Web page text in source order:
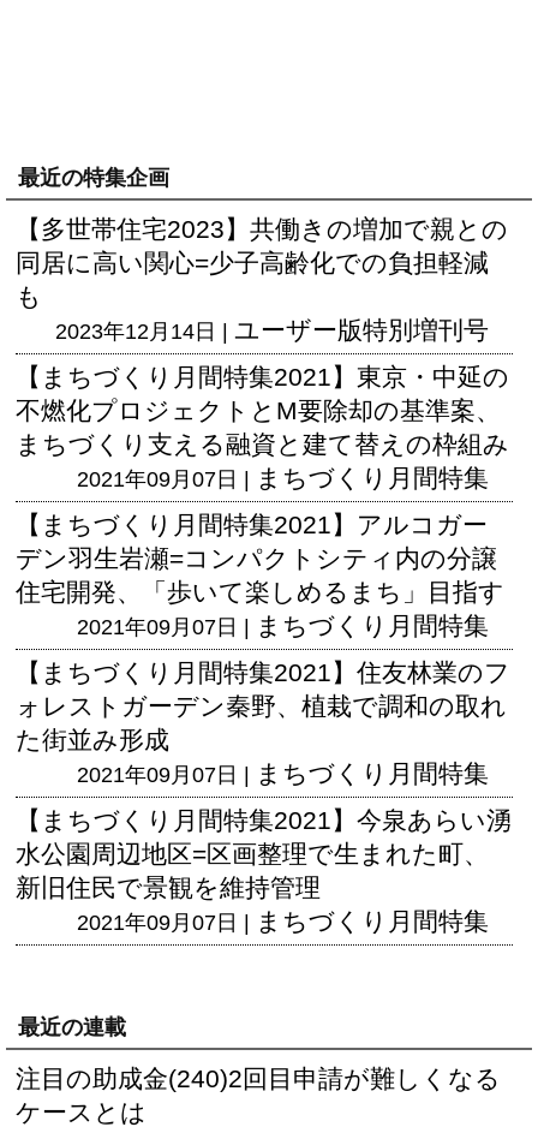
最近の特集企画
【多世帯住宅2023】共働きの増加で親との
同居に高い関心=少子高齢化での負担軽減
も
2023年12月14日 | ユーザー版特別増刊号
【まちづくり月間特集2021】東京・中延の
不燃化プロジェクトとM要除却の基準案、
まちづくり支える融資と建て替えの枠組み
2021年09月07日 | まちづくり月間特集
【まちづくり月間特集2021】アルコガー
デン羽生岩瀬=コンパクトシティ内の分譲
住宅開発、「歩いて楽しめるまち」目指す
2021年09月07日 | まちづくり月間特集
【まちづくり月間特集2021】住友林業のフ
ォレストガーデン秦野、植栽で調和の取れ
た街並み形成
2021年09月07日 | まちづくり月間特集
【まちづくり月間特集2021】今泉あらい湧
水公園周辺地区=区画整理で生まれた町、
新旧住民で景観を維持管理
2021年09月07日 | まちづくり月間特集
最近の連載
注目の助成金(240)2回目申請が難しくなる
ケースとは